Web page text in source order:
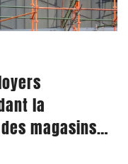
la
magasins